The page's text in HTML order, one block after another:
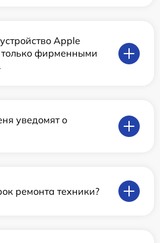
Apple
только фирменными
уведомят о
ремонта техники?